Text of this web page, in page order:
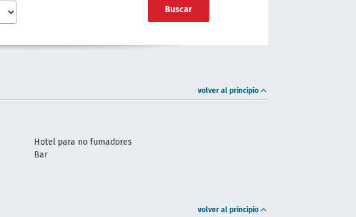
Buscar
volver al principio
Hotel para no fumadores
Bar
volver al principio